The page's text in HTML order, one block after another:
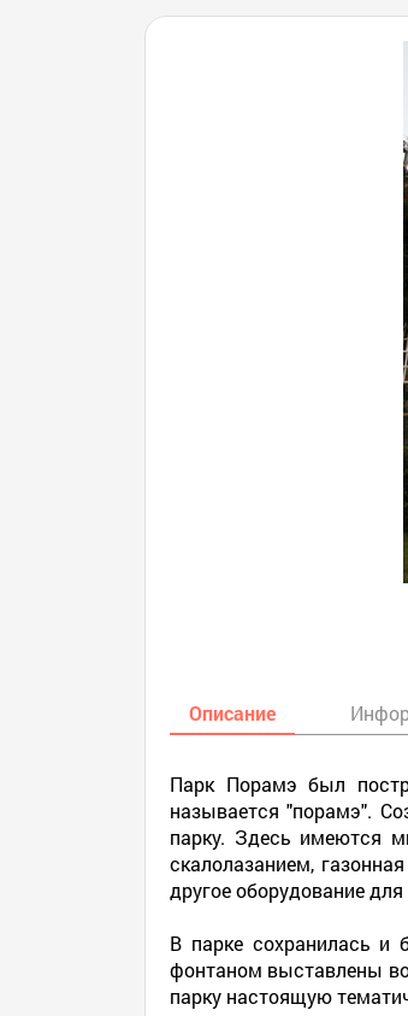
Описание
Парк Порамэ был
называется "порамэ".
парку. Здесь имеются
скалолазанием,
другое оборудование
В парке сохранилась и
фонтаном выставлены
парку настоящую